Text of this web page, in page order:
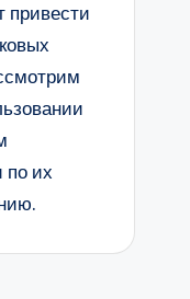
привести
по их